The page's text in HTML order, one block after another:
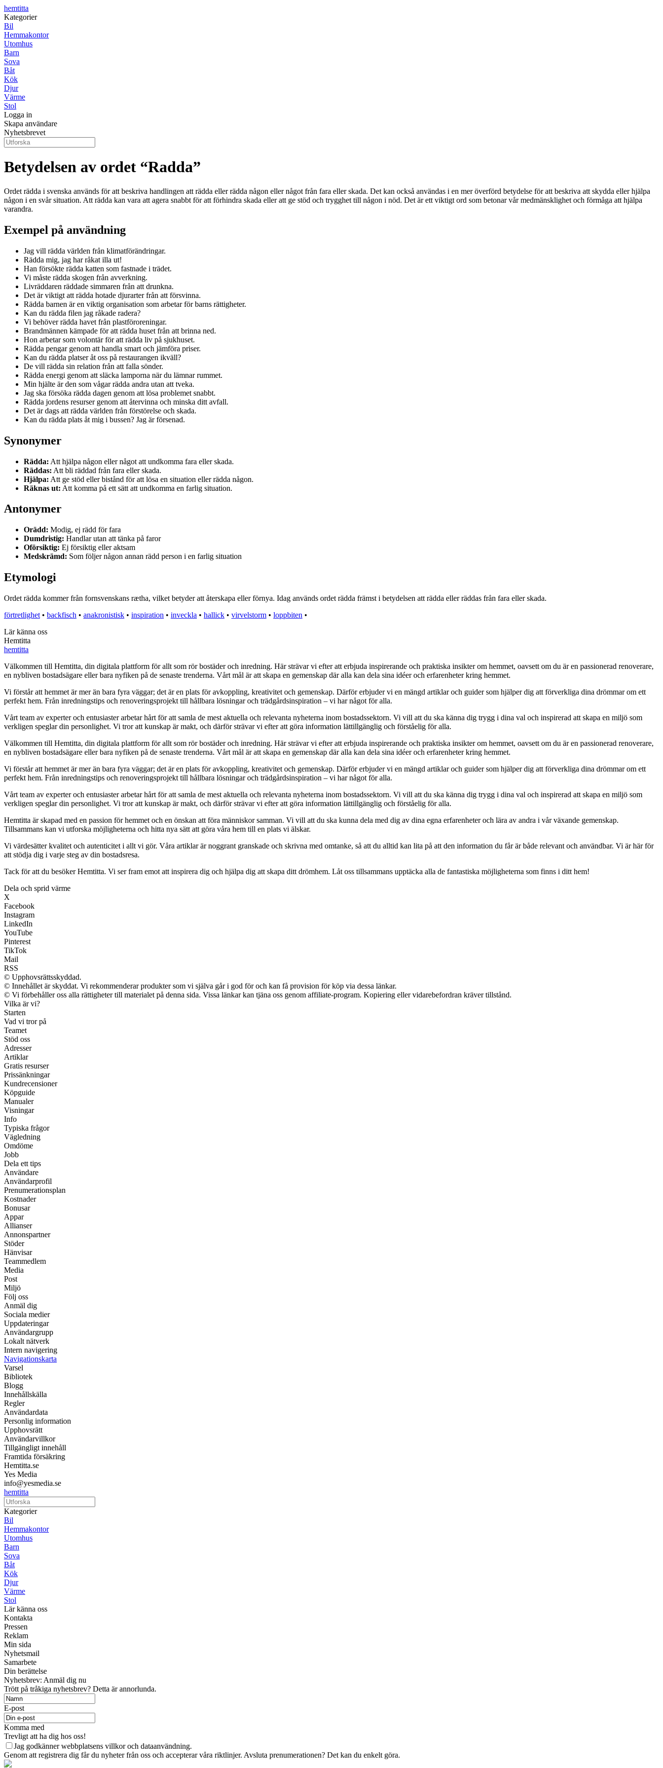
hemtitta
Kategorier
Bil
Hemmakontor
Utomhus
Barn
Sova
Båt
Kök
Djur
Värme
Stol
Logga in
Skapa användare
Nyhetsbrevet
Betydelsen av ordet “Radda”
Ordet rädda i svenska används för att beskriva handlingen att rädda eller rädda någon eller något från fara eller skada. Det kan också användas i en mer överförd betydelse för att beskriva att skydda eller hjälpa
någon i en svår situation. Att rädda kan vara att agera snabbt för att förhindra skada eller att ge stöd och trygghet till någon i nöd. Det är ett viktigt ord som betonar vår medmänsklighet och förmåga att hjälpa
varandra.
Exempel på användning
Jag vill rädda världen från klimatförändringar.
Rädda mig, jag har råkat illa ut!
Han försökte rädda katten som fastnade i trädet.
Vi måste rädda skogen från avverkning.
Livräddaren räddade simmaren från att drunkna.
Det är viktigt att rädda hotade djurarter från att försvinna.
Rädda barnen är en viktig organisation som arbetar för barns rättigheter.
Kan du rädda filen jag råkade radera?
Vi behöver rädda havet från plastföroreningar.
Brandmännen kämpade för att rädda huset från att brinna ned.
Hon arbetar som volontär för att rädda liv på sjukhuset.
Rädda pengar genom att handla smart och jämföra priser.
Kan du rädda platser åt oss på restaurangen ikväll?
De vill rädda sin relation från att falla sönder.
Rädda energi genom att släcka lamporna när du lämnar rummet.
Min hjälte är den som vågar rädda andra utan att tveka.
Jag ska försöka rädda dagen genom att lösa problemet snabbt.
Rädda jordens resurser genom att återvinna och minska ditt avfall.
Det är dags att rädda världen från förstörelse och skada.
Kan du rädda plats åt mig i bussen? Jag är försenad.
Synonymer
Rädda: Att hjälpa någon eller något att undkomma fara eller skada.
Räddas: Att bli räddad från fara eller skada.
Hjälpa: Att ge stöd eller bistånd för att lösa en situation eller rädda någon.
Räknas ut: Att komma på ett sätt att undkomma en farlig situation.
Antonymer
Orädd: Modig, ej rädd för fara
Dumdristig: Handlar utan att tänka på faror
Oförsiktig: Ej försiktig eller aktsam
Medskrämd: Som följer någon annan rädd person i en farlig situation
Etymologi
Ordet rädda kommer från fornsvenskans rætha, vilket betyder att återskapa eller förnya. Idag används ordet rädda främst i betydelsen att rädda eller räddas från fara eller skada.
förtretlighet • backfisch • anakronistisk • inspiration • inveckla • hallick • virvelstorm • loppbiten •
Lär känna oss
Hemtitta
hemtitta
Välkommen till Hemtitta, din digitala plattform för allt som rör bostäder och inredning. Här strävar vi efter att erbjuda inspirerande och praktiska insikter om hemmet, oavsett om du är en passionerad renoverare,
en nybliven bostadsägare eller bara nyfiken på de senaste trenderna. Vårt mål är att skapa en gemenskap där alla kan dela sina idéer och erfarenheter kring hemmet.
Vi förstår att hemmet är mer än bara fyra väggar; det är en plats för avkoppling, kreativitet och gemenskap. Därför erbjuder vi en mängd artiklar och guider som hjälper dig att förverkliga dina drömmar om ett
perfekt hem. Från inredningstips och renoveringsprojekt till hållbara lösningar och trädgårdsinspiration – vi har något för alla.
Vårt team av experter och entusiaster arbetar hårt för att samla de mest aktuella och relevanta nyheterna inom bostadssektorn. Vi vill att du ska känna dig trygg i dina val och inspirerad att skapa en miljö som
verkligen speglar din personlighet. Vi tror att kunskap är makt, och därför strävar vi efter att göra information lättillgänglig och förståelig för alla.
Välkommen till Hemtitta, din digitala plattform för allt som rör bostäder och inredning. Här strävar vi efter att erbjuda inspirerande och praktiska insikter om hemmet, oavsett om du är en passionerad renoverare,
en nybliven bostadsägare eller bara nyfiken på de senaste trenderna. Vårt mål är att skapa en gemenskap där alla kan dela sina idéer och erfarenheter kring hemmet.
Vi förstår att hemmet är mer än bara fyra väggar; det är en plats för avkoppling, kreativitet och gemenskap. Därför erbjuder vi en mängd artiklar och guider som hjälper dig att förverkliga dina drömmar om ett
perfekt hem. Från inredningstips och renoveringsprojekt till hållbara lösningar och trädgårdsinspiration – vi har något för alla.
Vårt team av experter och entusiaster arbetar hårt för att samla de mest aktuella och relevanta nyheterna inom bostadssektorn. Vi vill att du ska känna dig trygg i dina val och inspirerad att skapa en miljö som
verkligen speglar din personlighet. Vi tror att kunskap är makt, och därför strävar vi efter att göra information lättillgänglig och förståelig för alla.
Hemtitta är skapad med en passion för hemmet och en önskan att föra människor samman. Vi vill att du ska kunna dela med dig av dina egna erfarenheter och lära av andra i vår växande gemenskap.
Tillsammans kan vi utforska möjligheterna och hitta nya sätt att göra våra hem till en plats vi älskar.
Vi värdesätter kvalitet och autenticitet i allt vi gör. Våra artiklar är noggrant granskade och skrivna med omtanke, så att du alltid kan lita på att den information du får är både relevant och användbar. Vi är här för
att stödja dig i varje steg av din bostadsresa.
Tack för att du besöker Hemtitta. Vi ser fram emot att inspirera dig och hjälpa dig att skapa ditt drömhem. Låt oss tillsammans upptäcka alla de fantastiska möjligheterna som finns i ditt hem!
Dela och sprid värme
X
Facebook
Instagram
LinkedIn
YouTube
Pinterest
TikTok
Mail
RSS
© Upphovsrättsskyddad.
© Innehållet är skyddat. Vi rekommenderar produkter som vi själva går i god för och kan få provision för köp via dessa länkar.
© Vi förbehåller oss alla rättigheter till materialet på denna sida. Vissa länkar kan tjäna oss genom affiliate-program. Kopiering eller vidarebefordran kräver tillstånd.
Vilka är vi?
Starten
Vad vi tror på
Teamet
Stöd oss
Adresser
Artiklar
Gratis resurser
Prissänkningar
Kundrecensioner
Köpguide
Manualer
Visningar
Info
Typiska frågor
Vägledning
Omdöme
Jobb
Dela ett tips
Användare
Användarprofil
Prenumerationsplan
Kostnader
Bonusar
Appar
Allianser
Annonspartner
Stöder
Hänvisar
Teammedlem
Media
Post
Miljö
Följ oss
Anmäl dig
Sociala medier
Uppdateringar
Användargrupp
Lokalt nätverk
Intern navigering
Navigationskarta
Varsel
Bibliotek
Blogg
Innehållskälla
Regler
Användardata
Personlig information
Upphovsrätt
Användarvillkor
Tillgängligt innehåll
Framtida försäkring
Hemtitta.se
Yes Media
info@yesmedia.se
hemtitta
Kategorier
Bil
Hemmakontor
Utomhus
Barn
Sova
Båt
Kök
Djur
Värme
Stol
Lär känna oss
Kontakta
Pressen
Reklam
Min sida
Nyhetsmail
Samarbete
Din berättelse
Nyhetsbrev: Anmäl dig nu
Trött på tråkiga nyhetsbrev? Detta är annorlunda.
E-post
Komma med
Trevligt att ha dig hos oss!
Jag godkänner webbplatsens villkor och dataanvändning.
Genom att registrera dig får du nyheter från oss och accepterar våra riktlinjer. Avsluta prenumerationen? Det kan du enkelt göra.